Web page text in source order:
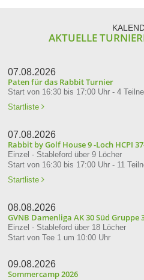
AKTUELLE
07.08.2026
Paten für das Rabbit Turnier
Start von 16:30 bis 17:00 Uhr - 4
Startliste
07.08.2026
Rabbit by Golf House 9 -Loch HCPI
Einzel - Stableford über 9 Löcher
Start von 16:30 bis 17:00 Uhr - 11
Startliste
08.08.2026
GVNB Damenliga AK 30 Süd Gruppe
Einzel - Stableford über 18 Löcher
Start von Tee 1 um 10:00 Uhr
09.08.2026
Sommercamp 2026